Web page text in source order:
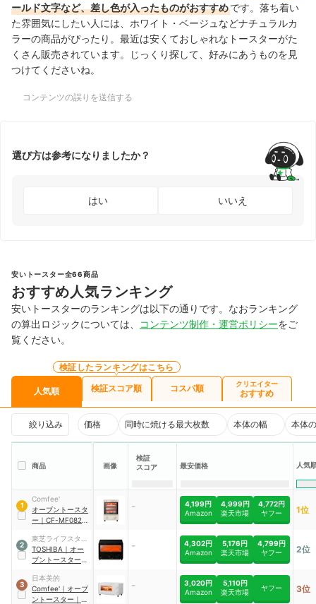
ールド文字など、差し色が入ったものがおすすめです。落ち着い
た雰囲気にしたい人には、ホワイト・ベージュなどナチュラルカ
ラーの商品がぴったり。最近は安くておしゃれなトースターがた
くさん販売されています。じっくり探して、好みにあうものを見
つけてくださいね。
コンテンツの誤りを送信する
選び方は参考になりましたか？
はい いいえ
安いトースター全66商品
おすすめ人気ランキング
安いトースターのランキングは以下の通りです。なおランキング
の算出ロジックについては、
コンテンツ制作・運営ポリシーをご
覧ください。
人気順
検証したランキングはこちら
検証スコア順 コスパ順 クリエイター
おすすめ
絞り込み 価格 同時に焼ける最大枚数 本体の幅 本体
商品 画像
検証
スコア
最安価格 人気
1
Comfee'
オーブントースタ
ー ｜ CF-MF082-
-
4,199円
Amazon
4,999円
楽天市場
4,772円
ヤフー
1位
2
東芝ライフスタイ
ル
TOSHIBA ｜ オー
ブントースター
-
4,302円
Amazon
5,176円
楽天市場
4,799円
ヤフー
2位
3
日本美的
Comfee' ｜ オーブ
ントースター ｜
-
3,020円
Amazon
5,110円
楽天市場
ヤフー 3位